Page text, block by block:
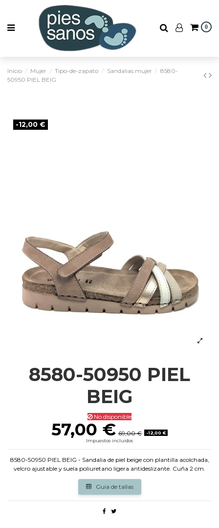
0
Inicio Mujer Tipo-de-zapato Sandalias mujer
8580-
50950 PIEL BEIG
-12,00 €
8580-50950 PIEL
BEIG
No disponible
57,00 € 69,00 €
-12,00 €
Impuestos incluidos
8580-50950 PIEL BEIG - Sandalia de piel beige con plantilla acolchada,
velcro ajustable y suela poliuretano ligera antideslizante. Cuña 2 cm.
Guia de tallas